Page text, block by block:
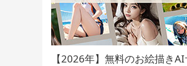
【2026年】無料のお絵描き